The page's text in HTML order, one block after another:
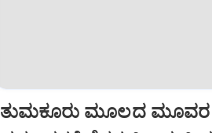
ತುಮಕೂರು ಮೂಲದ ಮೂವರ